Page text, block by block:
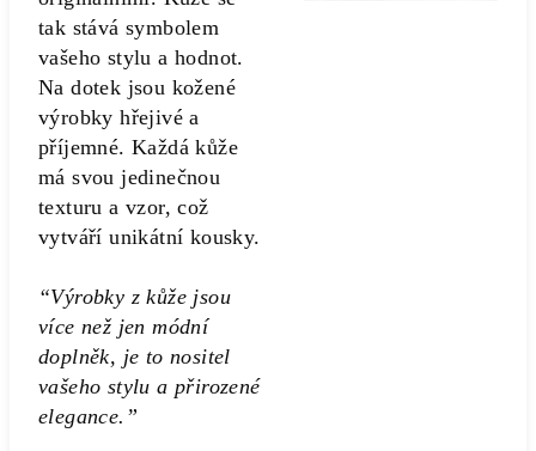
tak stává symbolem
vašeho stylu a hodnot.
Na dotek jsou kožené
výrobky hřejivé a
příjemné. Každá kůže
má svou jedinečnou
texturu a vzor, což
vytváří unikátní kousky.
“Výrobky z kůže jsou
více než jen módní
doplněk, je to nositel
vašeho stylu a přirozené
elegance.”